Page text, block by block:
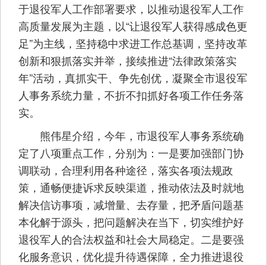
于退役军人工作部署要求，以推动退役军人工作
高质量发展为主题，以“让退役军人获得感成色更
足”为主线，坚持稳中求进工作总基调，坚持改革
创新和狠抓落实并举，接续推进“法律政策落实
年”活动，真抓实干、争先创优，凝聚全市退役军
人事务系统力量，不折不扣抓好各项工作任务落
实。
熊伟星介绍，今年，市退役军人事务系统确
定了八项重点工作，分别为：一是要加强部门协
调联动，合理利用各种途径，落实各项法规政
策，通畅便捷诉求反映渠道，推动依法及时就地
解决信访事项，减增量、去存量，把矛盾问题基
本化解于源头，把问题解决在当下，切实维护好
退役军人的合法权益和社会大局稳定。二是要强
化服务意识，优化提升待遇保障，全力推进退役